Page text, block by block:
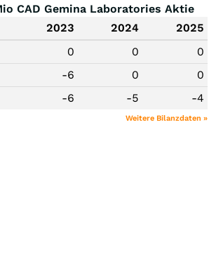
CAD Gemina Laboratories Aktie
2023
2024
2025
0 0
0
-6 0
0
-6 -5 -4
Weitere Bilanzdaten »